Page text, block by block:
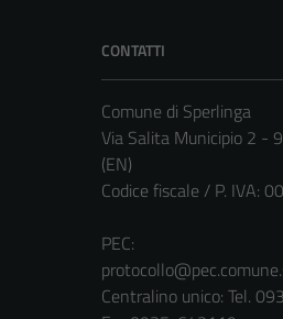
CONTATTI
Comune di Sperlinga
Via Salita Municipio 2 -
(EN)
Codice fiscale / P. IVA:
PEC:
Centralino unico: Tel.